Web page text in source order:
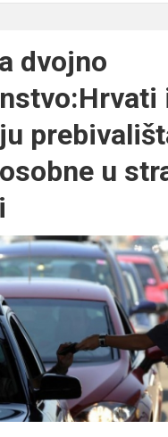
dvojno
u